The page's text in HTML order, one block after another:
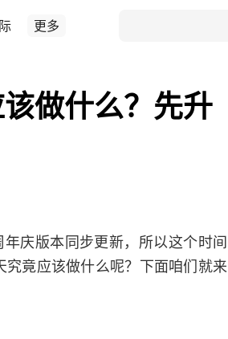
更多
做什么？先升
庆版本同步更新，所以这个时间
竟应该做什么呢？下面咱们就来